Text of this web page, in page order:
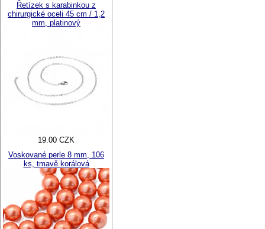
Řetízek s karabinkou z
chirurgické oceli 45 cm / 1,2
mm, platinový
19.00 CZK
Voskované perle 8 mm, 106
ks, tmavě korálová